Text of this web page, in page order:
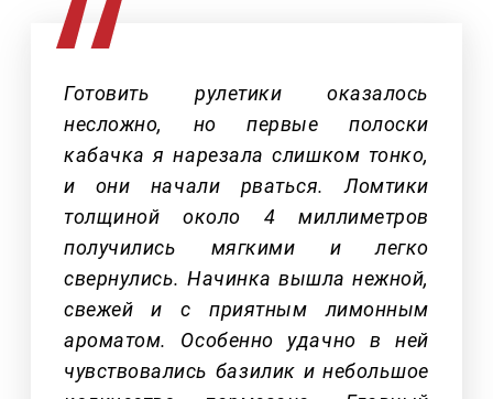
Готовить рулетики оказалось
несложно, но первые полоски
кабачка я нарезала слишком тонко,
и они начали рваться. Ломтики
толщиной около 4 миллиметров
получились мягкими и легко
свернулись. Начинка вышла нежной,
свежей и с приятным лимонным
ароматом. Особенно удачно в ней
чувствовались базилик и небольшое